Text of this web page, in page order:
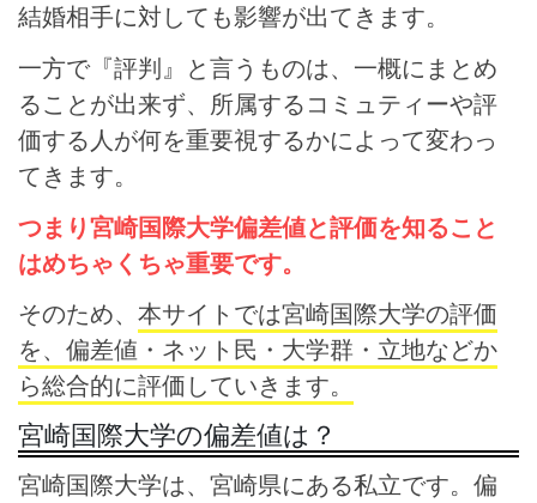
結婚相手に対しても影響が出てきます。
一方で『評判』と言うものは、一概にまとめ
ることが出来ず、所属するコミュティーや評
価する人が何を重要視するかによって変わっ
てきます。
つまり宮崎国際大学偏差値と評価を知ること
はめちゃくちゃ重要です。
そのため、 本サイトでは宮崎国際大学の評価
を、偏差値・ネット民・大学群・立地などか
ら総合的に評価していきます。
宮崎国際大学の偏差値は？
宮崎国際大学は、宮崎県にある私立です。偏